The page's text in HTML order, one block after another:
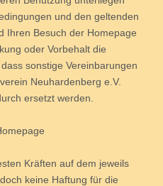
und den geltenden
Ihren Besuch der Homepage
oder Vorbehalt die
sonstige Vereinbarungen
Neuhardenberg e.V.
ersetzt werden.
Kräften auf dem jeweils
keine Haftung für die